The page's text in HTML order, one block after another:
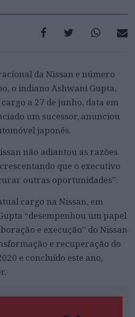
da Nissan e número
o indiano Ashwani Gupta,
a 27 de junho, data em
um sucessor, anunciou
japonês.
não adiantou as razões
que o executivo
outras oportunidades”.
cargo na Nissan, em
“desempenhou um papel
e execução” do Nissan
e recuperação do
e concluído este ano,